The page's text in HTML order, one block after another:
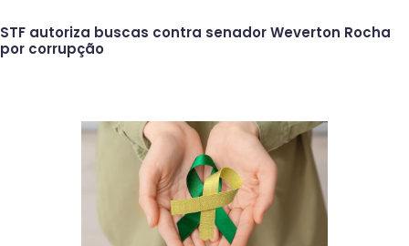
STF autoriza buscas contra senador Weverton Rocha
por corrupção